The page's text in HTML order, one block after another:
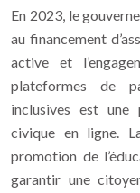
En 2023, le
au financement
active et
plateformes de
inclusives est une
civique en ligne.
promotion de
garantir une